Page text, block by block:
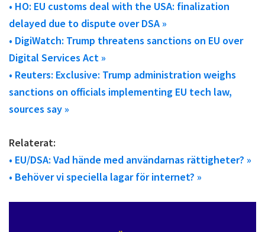
• HO: EU customs deal with the USA: finalization
delayed due to dispute over DSA »
• DigiWatch: Trump threatens sanctions on EU over
Digital Services Act »
• Reuters: Exclusive: Trump administration weighs
sanctions on officials implementing EU tech law,
sources say »
Relaterat:
• EU/DSA: Vad hände med användarnas rättigheter? »
• Behöver vi speciella lagar för internet? »